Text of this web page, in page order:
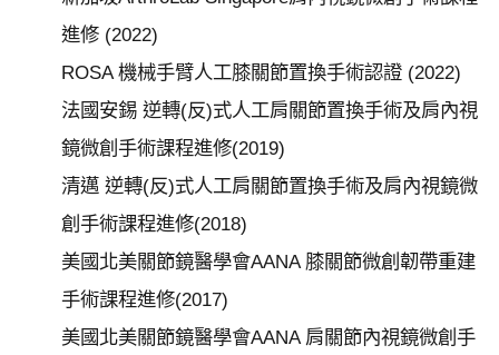
進修 (2022)
ROSA 機械手臂人工膝關節置換手術認證 (2022)
法國安錫 逆轉(反)式人工肩關節置換手術及肩內視
鏡微創手術課程進修(2019)
清邁 逆轉(反)式人工肩關節置換手術及肩內視鏡微
創手術課程進修(2018)
美國北美關節鏡醫學會AANA 膝關節微創韌帶重建
手術課程進修(2017)
美國北美關節鏡醫學會AANA 肩關節內視鏡微創手